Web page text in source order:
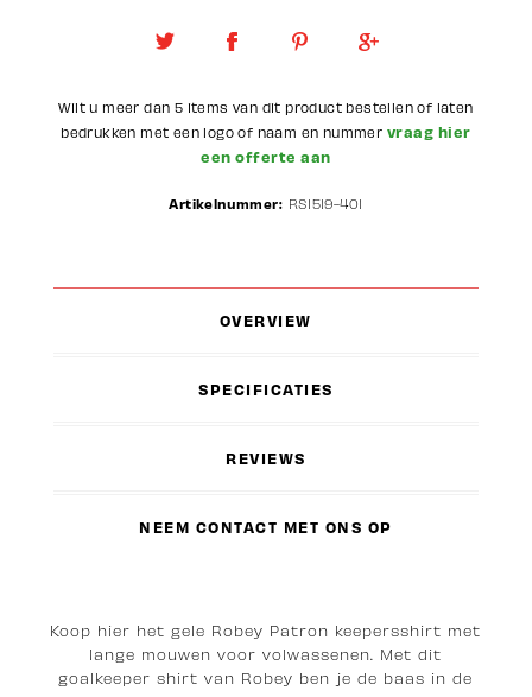
Wilt u meer dan 5 items van dit product bestellen of laten
bedrukken met een logo of naam en nummer vraag hier
een offerte aan
Artikelnummer: RS1519-401
OVERVIEW
SPECIFICATIES
REVIEWS
NEEM CONTACT MET ONS OP
Koop hier het gele Robey Patron keepersshirt met
lange mouwen voor volwassenen. Met dit
goalkeeper shirt van Robey ben je de baas in de